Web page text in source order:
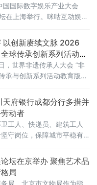
国际数字娱乐产业大会
在上海举行。咪咕互动娱乐
深化内容科技融合创新 共
》的主旨演讲，分享了咪
的战略布局与实践思考。
以创新赓续文脉 2026
球传承创新系列活动在
，世界非遗传承人大会 “非
承与创新系列活动教育版块
文脉” 为主题，正式发布教
。
天府银行成都分行多措并
动者
工人、快递员、建筑工人
守岗位，保障城市平稳有
四川天府银行成都分行全
列普惠公益行动，通过设
站、深入一线走访慰问等
坛在京举办 聚焦艺术品
局
局、北京市文物局作为指